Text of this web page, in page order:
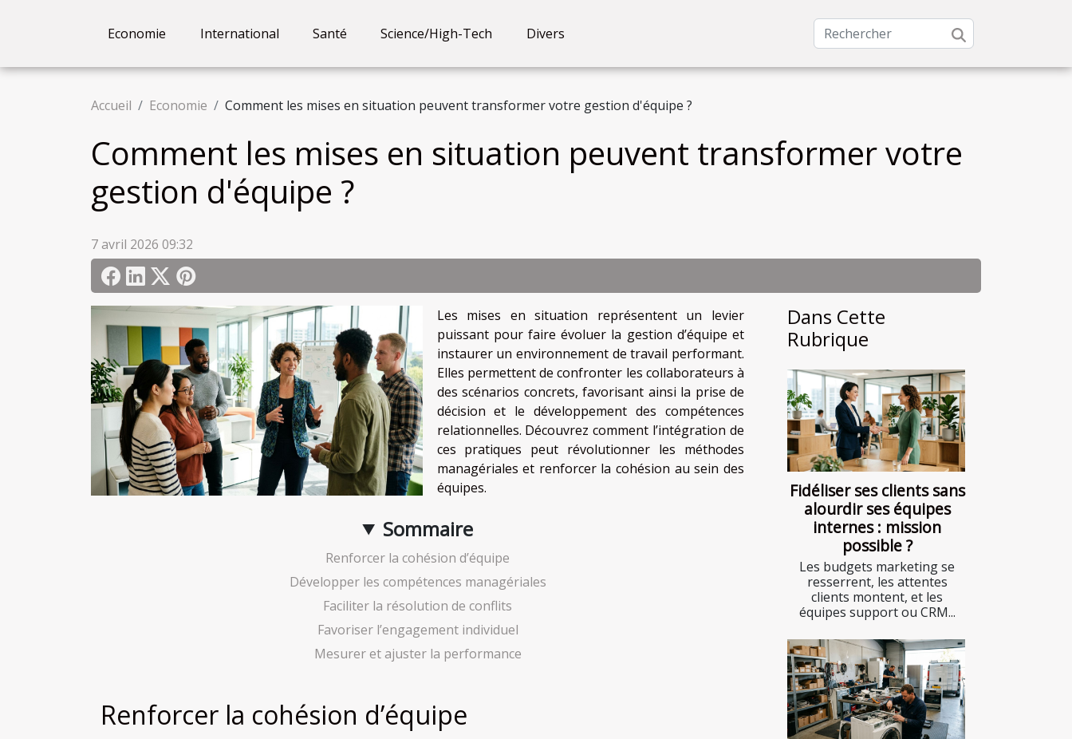
Economie International Santé Science/High-Tech Divers
Accueil Economie Comment les mises en situation peuvent transformer votre gestion d'équipe ?
Comment les mises en situation peuvent transformer votre
gestion d'équipe ?
7 avril 2026 09:32
Sommaire
Renforcer la cohésion d’équipe
Développer les compétences managériales
Faciliter la résolution de conflits
Favoriser l’engagement individuel
Mesurer et ajuster la performance
Les mises en situation représentent un levier
puissant pour faire évoluer la gestion d’équipe et
instaurer un environnement de travail performant.
Elles permettent de confronter les collaborateurs à
des scénarios concrets, favorisant ainsi la prise de
décision et le développement des compétences
relationnelles. Découvrez comment l’intégration de
ces pratiques peut révolutionner les méthodes
managériales et renforcer la cohésion au sein des
équipes.
Renforcer la cohésion d’équipe
Dans Cette
Rubrique
Fidéliser ses clients sans
alourdir ses équipes
internes : mission
possible ?
Les budgets marketing se
resserrent, les attentes
clients montent, et les
équipes support ou CRM...